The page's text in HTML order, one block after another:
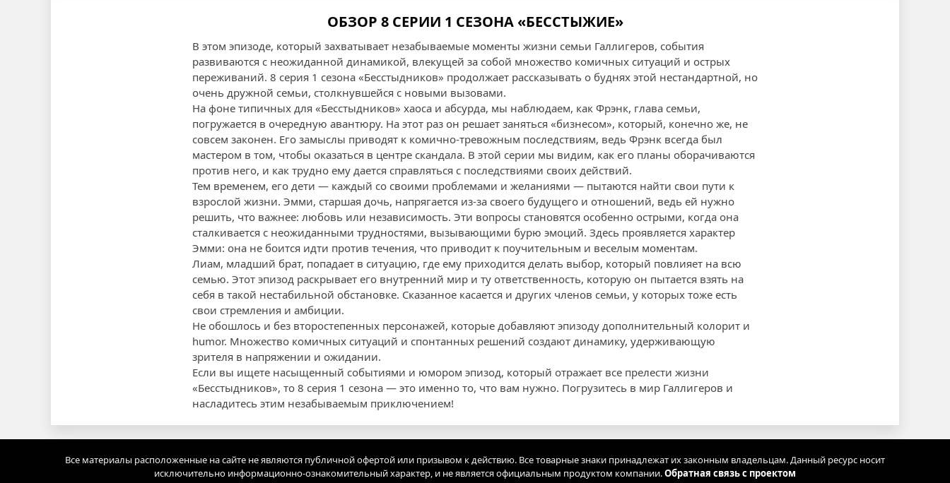
ОБЗОР 8 СЕРИИ 1 СЕЗОНА «БЕССТЫЖИЕ»
В этом эпизоде, который захватывает незабываемые моменты жизни семьи Галлигеров, события
развиваются с неожиданной динамикой, влекущей за собой множество комичных ситуаций и острых
переживаний. 8 серия 1 сезона «Бесстыдников» продолжает рассказывать о буднях этой нестандартной, но
очень дружной семьи, столкнувшейся с новыми вызовами.
На фоне типичных для «Бесстыдников» хаоса и абсурда, мы наблюдаем, как Фрэнк, глава семьи,
погружается в очередную авантюру. На этот раз он решает заняться «бизнесом», который, конечно же, не
совсем законен. Его замыслы приводят к комично-тревожным последствиям, ведь Фрэнк всегда был
мастером в том, чтобы оказаться в центре скандала. В этой серии мы видим, как его планы оборачиваются
против него, и как трудно ему дается справляться с последствиями своих действий.
Тем временем, его дети — каждый со своими проблемами и желаниями — пытаются найти свои пути к
взрослой жизни. Эмми, старшая дочь, напрягается из-за своего будущего и отношений, ведь ей нужно
решить, что важнее: любовь или независимость. Эти вопросы становятся особенно острыми, когда она
сталкивается с неожиданными трудностями, вызывающими бурю эмоций. Здесь проявляется характер
Эмми: она не боится идти против течения, что приводит к поучительным и веселым моментам.
Лиам, младший брат, попадает в ситуацию, где ему приходится делать выбор, который повлияет на всю
семью. Этот эпизод раскрывает его внутренний мир и ту ответственность, которую он пытается взять на
себя в такой нестабильной обстановке. Сказанное касается и других членов семьи, у которых тоже есть
свои стремления и амбиции.
Не обошлось и без второстепенных персонажей, которые добавляют эпизоду дополнительный колорит и
humor. Множество комичных ситуаций и спонтанных решений создают динамику, удерживающую
зрителя в напряжении и ожидании.
Если вы ищете насыщенный событиями и юмором эпизод, который отражает все прелести жизни
«Бесстыдников», то 8 серия 1 сезона — это именно то, что вам нужно. Погрузитесь в мир Галлигеров и
насладитесь этим незабываемым приключением!
Все материалы расположенные на сайте не являются публичной офертой или призывом к действию. Все товарные знаки принадлежат их законным владельцам. Данный ресурс носит
исключительно информационно-ознакомительный характер, и не является официальным продуктом компании.Обратная связь с проектом